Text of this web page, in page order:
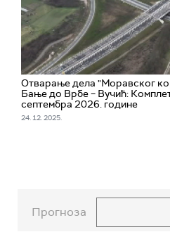
Отварање дела "Моравског
Бање до Врбе – Вучић:
септембра 2026. године
24. 12. 2025.
Прогноза